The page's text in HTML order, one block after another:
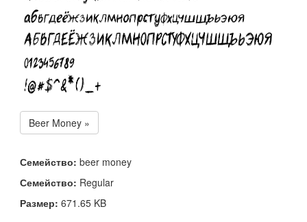
Beer Money »
Семейство: beer money
Семейство: Regular
Размер: 671.65 KB